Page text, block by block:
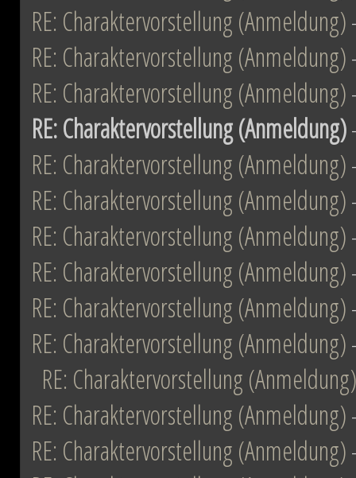
RE: Charaktervorstellung (Anmeldung)
RE: Charaktervorstellung (Anmeldung)
RE: Charaktervorstellung (Anmeldung)
RE: Charaktervorstellung (Anmeldung)
RE: Charaktervorstellung (Anmeldung)
RE: Charaktervorstellung (Anmeldung)
RE: Charaktervorstellung (Anmeldung)
RE: Charaktervorstellung (Anmeldung)
RE: Charaktervorstellung (Anmeldung)
RE: Charaktervorstellung (Anmeldung)
RE: Charaktervorstellung (Anmeldung)
RE: Charaktervorstellung (Anmeldung)
RE: Charaktervorstellung (Anmeldung)